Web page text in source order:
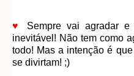
♥
Sempre vai agradar e
inevitável! Não tem como
todo! Mas a intenção é
se divirtam! ;)